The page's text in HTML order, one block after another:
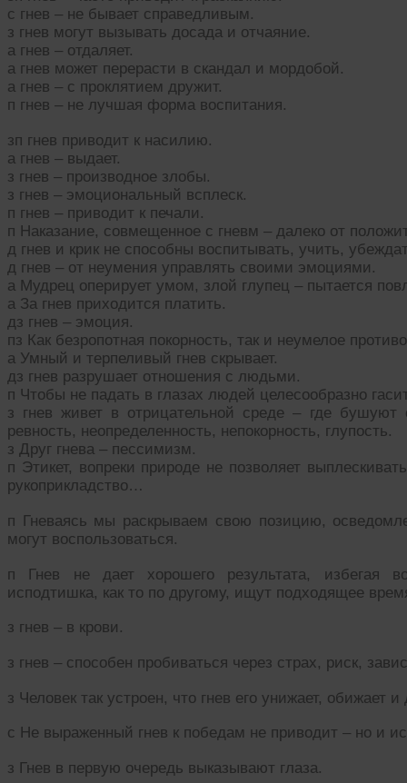
с гнев – не бывает справедливым.
з гнев могут вызывать досада и отчаяние.
а гнев – отдаляет.
а гнев может перерасти в скандал и мордобой.
а гнев – с проклятием дружит.
п гнев – не лучшая форма воспитания.
зп гнев приводит к насилию.
а гнев – выдает.
з гнев – производное злобы.
з гнев – эмоциональный всплеск.
п гнев – приводит к печали.
п Наказание, совмещенное с гневм – далеко от
д гнев и крик не способны воспитывать, учить,
д гнев – от неумения управлять своими эмоциями.
а Мудрец оперирует умом, злой глупец – пытается
а За гнев приходится платить.
дз гнев – эмоция.
пз Как безропотная покорность, так и неумелое
а Умный и терпеливый гнев скрывает.
дз гнев разрушает отношения с людьми.
п Чтобы не падать в глазах людей целесообразно
з гнев живет в отрицательной среде – где бушуют
ревность, неопределенность, непокорность, глупость.
з Друг гнева – пессимизм.
п Этикет, вопреки природе не позволяет
рукоприкладство…
п Гневаясь мы раскрываем свою позицию,
могут воспользоваться.
п Гнев не дает хорошего результата, избегая
исподтишка, как то по другому, ищут подходящее
з гнев – в крови.
з гнев – способен пробиваться через страх, риск,
з Человек так устроен, что гнев его унижает, обижает
с Не выраженный гнев к победам не приводит – но и
з Гнев в первую очередь выказывают глаза.